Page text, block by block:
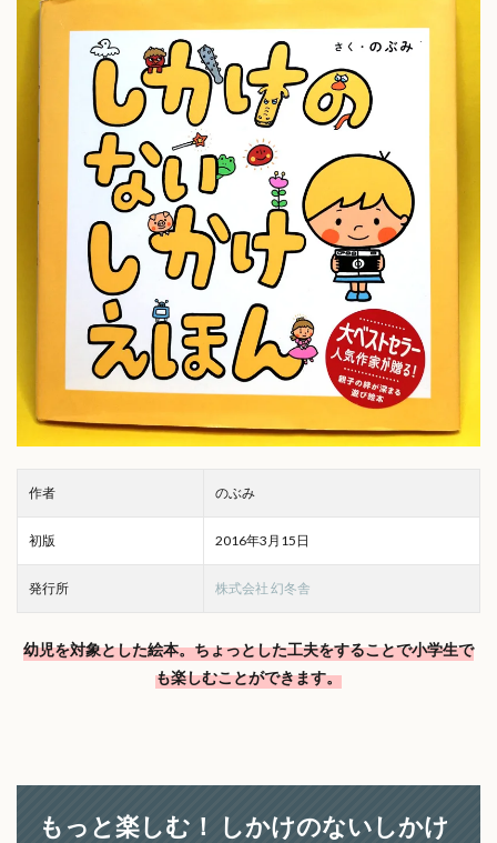
作者 のぶみ
初版 2016年3月15日
発行所 株式会社 幻冬舎
幼児を対象とした絵本。ちょっとした工夫をすることで小学生で
も楽しむことができます。
もっと楽しむ！ しかけのないしかけ